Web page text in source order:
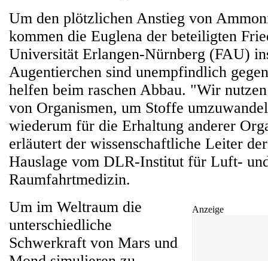
Um den plötzlichen Anstieg von
kommen die Euglena der beteiligten
Universität Erlangen-Nürnberg (FAU)
Augentierchen sind unempfindlich
helfen beim raschen Abbau. "Wir
von Organismen, um Stoffe
wiederum für die Erhaltung anderer
erläutert der wissenschaftliche Leiter
Hauslage vom DLR-Institut für Luft-
Raumfahrtmedizin.
Anzeige
Um im Weltraum die
unterschiedliche
Schwerkraft von Mars und